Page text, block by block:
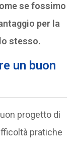
se fossimo
per la
stesso.
un buon
progetto di
pratiche